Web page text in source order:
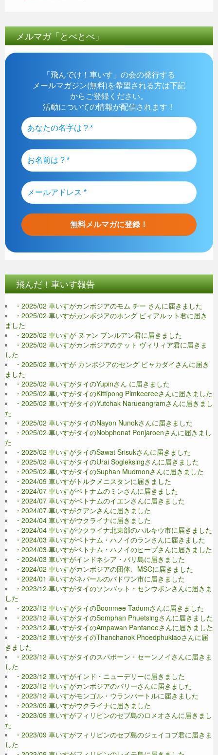
メルマガ「とべとべ」
「飛んでけ！車いす」の会の発行する
メールマガジン(無料)を希望される方は下記
からご登録ください。
活動についての情報が配信されます！
飛んだ！車いす報告
・2025/02 車いすがカンボジアのモム チー さんに届きました
・2025/02 車いすがカンボジアのホング ピィアルット君に届き
ました
・2025/02 車いすが ヌァン ブンルアン君に届きました
・2025/02 車いすがカンボジアのテット ヴィリィア君に届きま
した
・2025/02 車いすが カンボジアのセング ピャカダイさんに届き
ました
・2025/02 車いすがタイのYupinさん に届きました
・2025/02 車いすがタイのKittipong Pimkeereeさんに届きました
・2025/02 車いすがタイのYutchak Narueangramさんに届きまし
た
・2025/02 車いすがタイのNayon Nunokさんに届きました
・2025/02 車いすがタイのNobphonat Ponjaroenさんに届きまし
た
・2025/02 車いすがタイのSawat Srisukさんに届きました
・2025/02 車いすがタイのUrai Sogleksingさんに届きました
・2025/02 車いすがタイのSuphan Mudmonさんに届きました
・2024/09 車いすがトルクメニスタンに届きました
・2024/07 車いすがベトナムのミンさんに届きました
・2024/07 車いすがベトナムのイエンさんに届きました
・2024/07 車いすがクアンさんに届きました
・2024/04 車いすがウクライナに届きました
・2024/04 車いすがウクライナ北東部のハルキウ市に届きました
・2024/03 車いすがベトナム・ハノイのランさんに届きました
・2024/03 車いすがベトナム・ハノイのヒープさんに届きました
・2024/03 車いすがインドネシア・バリ島に届きました
・2024/02 車いすがカンボジアの団体、MSCに届きました
・2024/01 車いすがネパールのバドワン市に届きました
・2023/12 車いすがタイのソンバット・センウボンさんに届きま
した
・2023/12 車いすがタイのBoonmee Tadumさんに届きました
・2023/12 車いすがタイのSomphan Phuetsingさんに届きました
・2023/12 車いすがタイのAmpawan Pantaneeさんに届きました
・2023/12 車いすがタイのThanchanok Phoedphukiaoさんに届
きました
・2023/12 車いすがタイのスパポーン・セーンノイさんに届きま
した
・2023/12 車いすがインド・ニューデリーに届きました
・2023/12 車いすがカンボジアのパリーさんに届きました
・2023/12 車いすがモンゴル・ウランバートルに届きました
・2023/09 車いすがウクライナに届きました
・2023/09 車いすがフィリピンのセブ島のロメオさんに届きまし
た
・2023/09 車いすがフィリピンのセブ島のジェイコブ君に届きま
した